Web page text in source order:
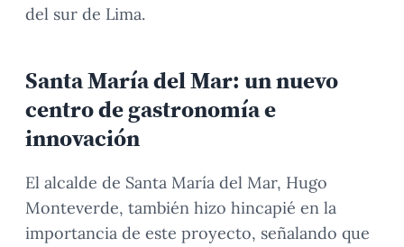
del sur de Lima.
Santa María del Mar: un nuevo
centro de gastronomía e
innovación
El alcalde de Santa María del Mar, Hugo
Monteverde, también hizo hincapié en la
importancia de este proyecto, señalando que